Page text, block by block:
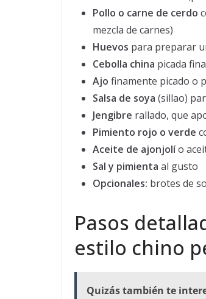
Pollo o carne de cerdo
mezcla de carnes)
Huevos para preparar
Cebolla china picada
Ajo finamente picado o
Salsa de soya (sillao)
Jengibre rallado, que
Pimiento rojo o verde
Aceite de ajonjolío
Sal y pimienta al gusto
Opcionales: brotes de
Pasos
estilo chino
Quizás también te